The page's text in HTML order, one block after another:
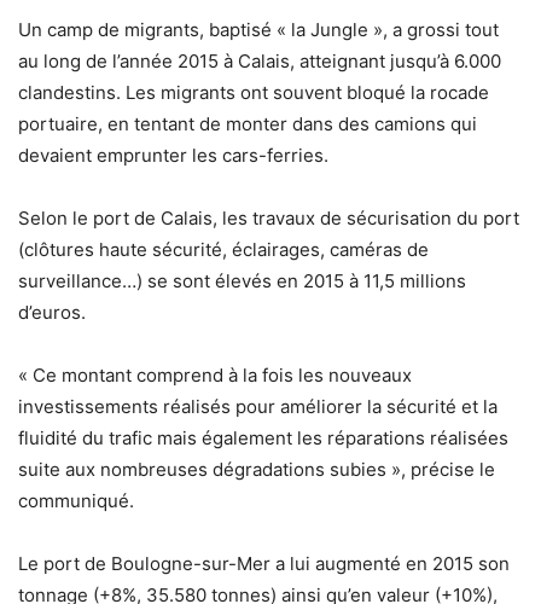
Un camp de migrants, baptisé « la Jungle », a grossi tout
au long de l’année 2015 à Calais, atteignant jusqu’à 6.000
clandestins. Les migrants ont souvent bloqué la rocade
portuaire, en tentant de monter dans des camions qui
devaient emprunter les cars-ferries.
Selon le port de Calais, les travaux de sécurisation du port
(clôtures haute sécurité, éclairages, caméras de
surveillance…) se sont élevés en 2015 à 11,5 millions
d’euros.
« Ce montant comprend à la fois les nouveaux
investissements réalisés pour améliorer la sécurité et la
fluidité du trafic mais également les réparations réalisées
suite aux nombreuses dégradations subies », précise le
communiqué.
Le port de Boulogne-sur-Mer a lui augmenté en 2015 son
tonnage (+8%, 35.580 tonnes) ainsi qu’en valeur (+10%),